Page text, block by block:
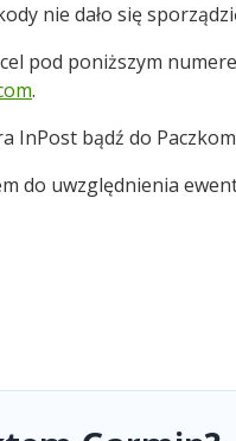
nie dało się
pod poniższym
.
InPost bądź do
do uwzględnienia